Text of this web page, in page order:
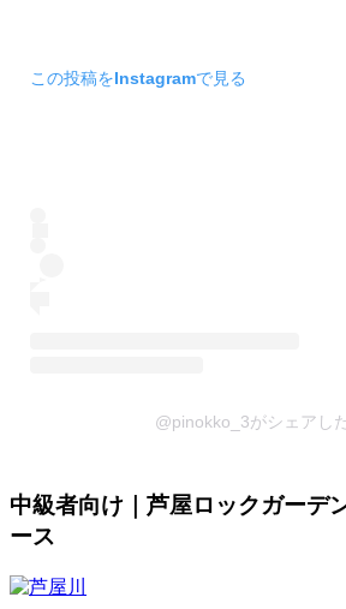
この投稿をInstagramで見る
@pinokko_3がシェアし
中級者向け｜芦屋ロックガーデ
ース